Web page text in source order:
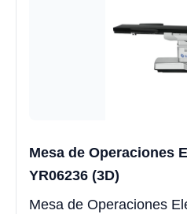
Mesa de Operaciones
YR06236 (3D)
Mesa de Operaciones